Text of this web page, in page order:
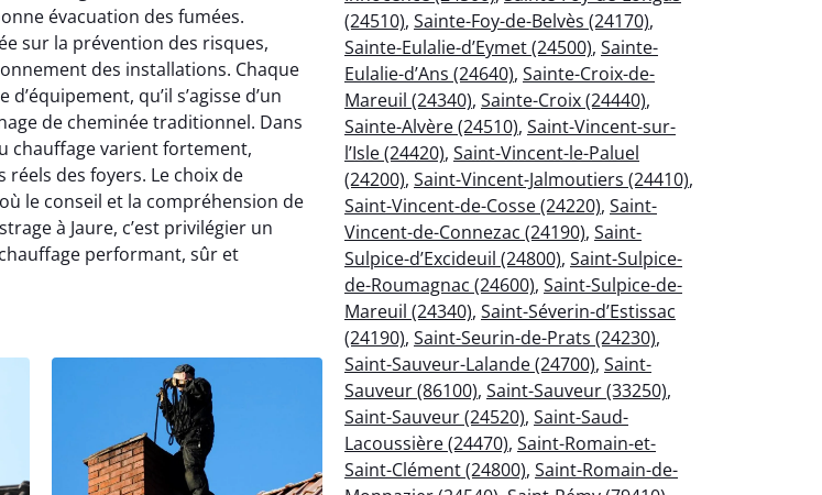
évacuation des fumées.
sur la prévention des risques,
des installations. Chaque
qu’il s’agisse d’un
de cheminée traditionnel. Dans
chauffage varient fortement,
des foyers. Le choix de
le conseil et la compréhension de
à Jaure, c’est privilégier un
performant, sûr et
(24510), Sainte-Foy-de-Belvès (24170),
Sainte-Eulalie-d’Eymet (24500), Sainte-
Eulalie-d’Ans (24640), Sainte-Croix-de-
Mareuil (24340), Sainte-Croix (24440),
Sainte-Alvère (24510), Saint-Vincent-sur-
l’Isle (24420), Saint-Vincent-le-Paluel
(24200), Saint-Vincent-Jalmoutiers (24410),
Saint-Vincent-de-Cosse (24220), Saint-
Vincent-de-Connezac (24190), Saint-
Sulpice-d’Excideuil (24800), Saint-Sulpice-
de-Roumagnac (24600), Saint-Sulpice-de-
Mareuil (24340), Saint-Séverin-d’Estissac
(24190), Saint-Seurin-de-Prats (24230),
Saint-Sauveur-Lalande (24700), Saint-
Sauveur (86100), Saint-Sauveur (33250),
Saint-Sauveur (24520), Saint-Saud-
Lacoussière (24470), Saint-Romain-et-
Saint-Clément (24800), Saint-Romain-de-